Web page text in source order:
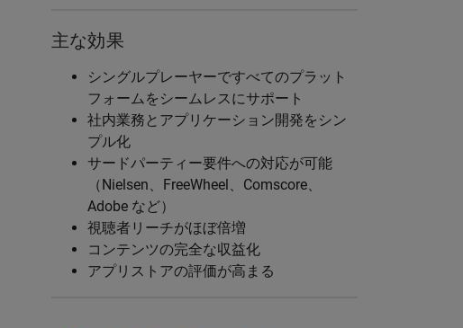
主な効果
シングルプレーヤーですべてのプラット
フォームをシームレスにサポート
社内業務とアプリケーション開発をシン
プル化
サードパーティー要件への対応が可能
（Nielsen、FreeWheel、Comscore、
Adobe など）
視聴者リーチがほぼ倍増
コンテンツの完全な収益化
アプリストアの評価が高まる